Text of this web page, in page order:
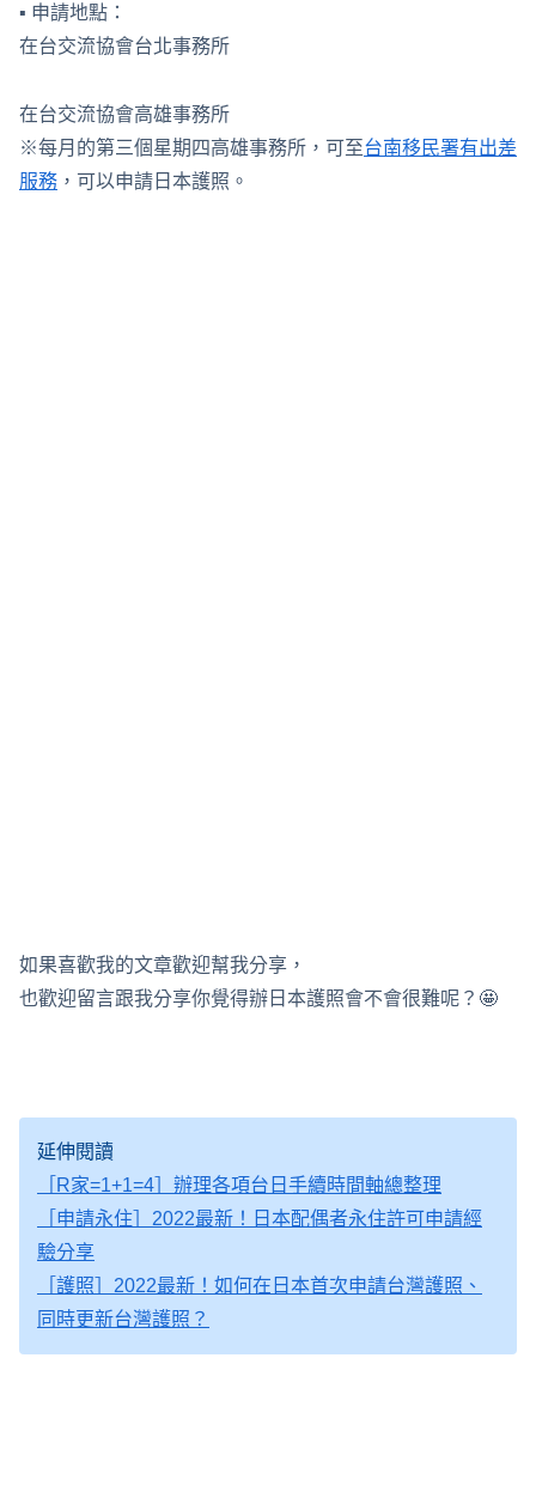
▪ 申請地點：
在台交流協會台北事務所
在台交流協會高雄事務所
※每月的第三個星期四高雄事務所，可至台南移民署有出差
服務 ，可以申請日本護照。
如果喜歡我的文章歡迎幫我分享，
也歡迎留言跟我分享你覺得辦日本護照會不會很難呢？🤩
延伸閱讀
［R家=1+1=4］辦理各項台日手續時間軸總整理
［申請永住］2022最新！日本配偶者永住許可申請經
驗分享
［護照］2022最新！如何在日本首次申請台灣護照、
同時更新台灣護照？